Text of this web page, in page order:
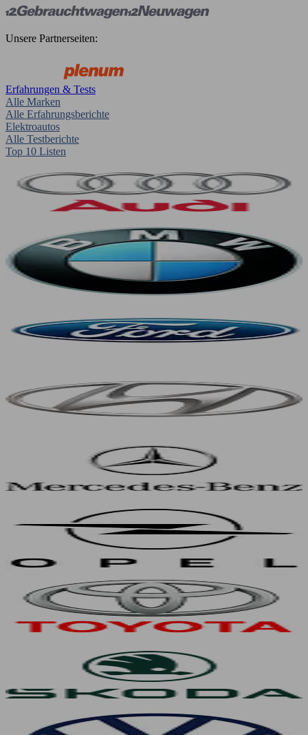
Unsere Partnerseiten:
Erfahrungen & Tests
Alle Marken
Alle Erfahrungsberichte
Elektroautos
Alle Testberichte
Top 10 Listen